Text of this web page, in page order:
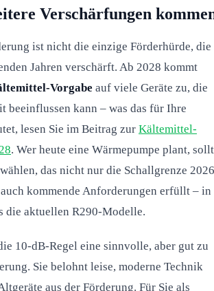
Verschärfungen
ist nicht die einzige Förderhürde, die
Jahren verschärft. Ab 2028 kommt
Vorgabe auf viele Geräte zu, die
beeinflussen kann – was das für Ihre
lesen Sie im Beitrag zur Kältemittel-
. Wer heute eine Wärmepumpe plant,
das nicht nur die Schallgrenze
kommende Anforderungen erfüllt – in
die aktuellen R290-Modelle.
10-dB-Regel eine sinnvolle, aber gut zu
Sie belohnt leise, moderne Technik
aus der Förderung. Für Sie als